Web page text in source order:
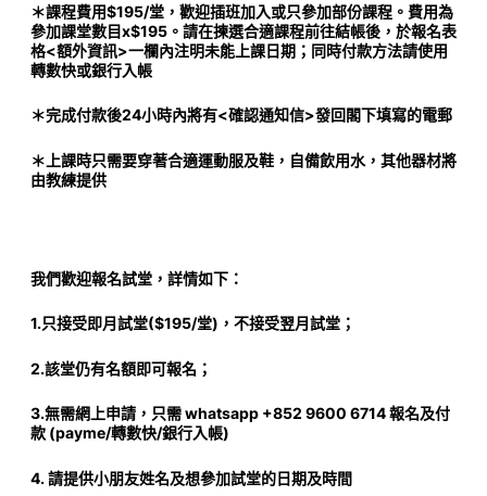
＊課程費用$195/堂，歡迎插班加入或只參加部份課程。費用為
參加課堂數目x$195。請在揀選合適課程前往結帳後，於報名表
格<額外資訊>一欄內注明未能上課日期；同時付款方法請使用
轉數快或銀行入帳
＊完成付款後24小時內將有<確認通知信>發回閣下填寫的電郵
＊上課時只需要穿著合適運動服及鞋，自備飲用水，其他器材將
由教練提供
我們歡迎報名試堂，詳情如下：
1.只接受即月試堂($195/堂)，不接受翌月試堂；
2.該堂仍有名額即可報名；
3.無需網上申請，只需 whatsapp +852 9600 6714 報名及付
款 (payme/轉數快/銀行入帳)
4. 請提供小朋友姓名及想參加試堂的日期及時間